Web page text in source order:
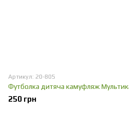
Артикул: 20-805
Футболка дитяча камуфляж
250 грн